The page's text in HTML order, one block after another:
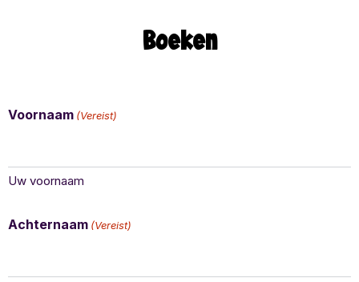
Boeken
Voornaam (Vereist)
Uw voornaam
Achternaam (Vereist)